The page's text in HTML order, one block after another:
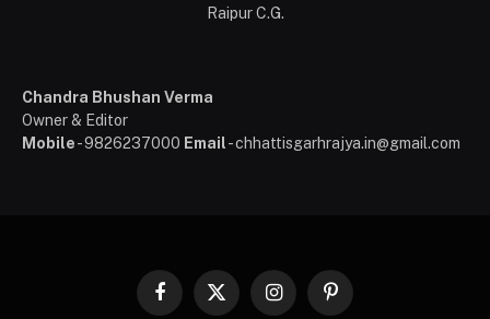
Raipur C.G.
Chandra Bhushan Verma
Owner & Editor
Mobile- 9826237000 Email- chhattisgarhrajya.in@gmail.com
Facebook
X
InstagramPinterest